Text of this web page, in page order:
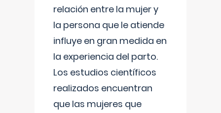
relación entre la mujer y
la persona que le atiende
influye en gran medida en
la experiencia del parto.
Los estudios científicos
realizados encuentran
que las mujeres que